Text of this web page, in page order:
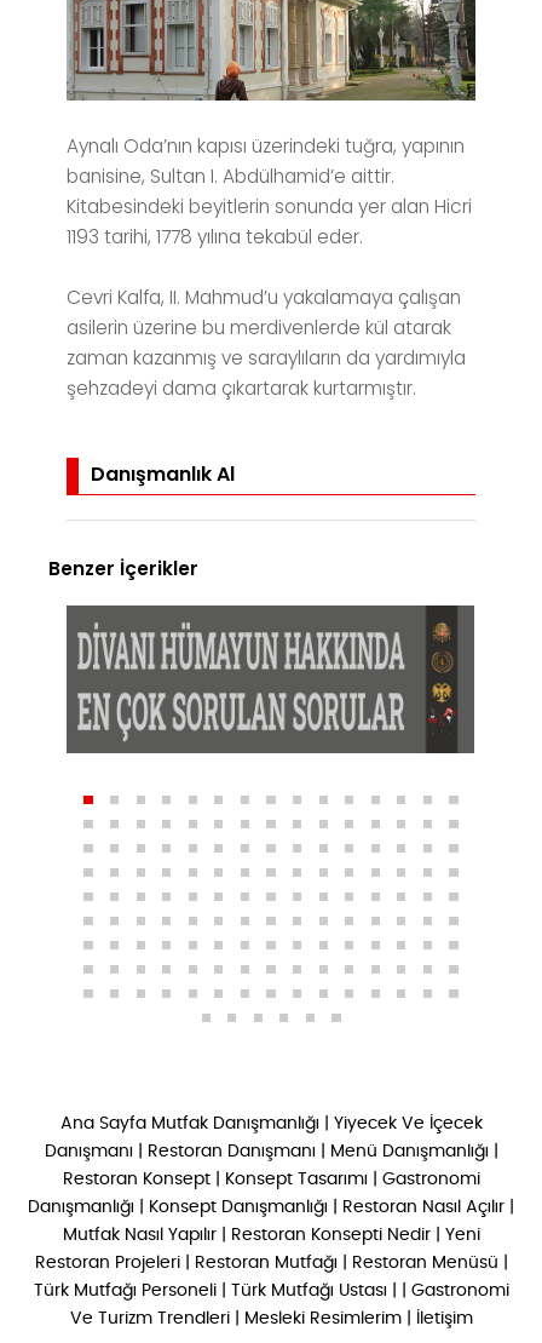
Aynalı Oda’nın kapısı üzerindeki tuğra, yapının
banisine, Sultan I. Abdülhamid’e aittir.
Kitabesindeki beyitlerin sonunda yer alan Hicri
1193 tarihi, 1778 yılına tekabül eder.
Cevri Kalfa, II. Mahmud’u yakalamaya çalışan
asilerin üzerine bu merdivenlerde kül atarak
zaman kazanmış ve saraylıların da yardımıyla
şehzadeyi dama çıkartarak kurtarmıştır.
Danışmanlık Al
Benzer İçerikler
Ana Sayfa Mutfak Danışmanlığı
Yiyecek Ve İçecek
Danışmanı
Restoran Danışmanı Menü Danışmanlığı
Restoran Konsept| Konsept Tasarımı
Gastronomi
Danışmanlığı
Konsept Danışmanlığı Restoran Nasıl Açılır
Mutfak Nasıl Yapılır| Restoran Konsepti Nedir| Yeni
Restoran Projeleri| Restoran Mutfağı Restoran Menüsü
Türk Mutfağı Personeli| Türk Mutfağı Ustası
Gastronomi
Ve Turizm Trendleri| Mesleki Resimlerim| İletişim